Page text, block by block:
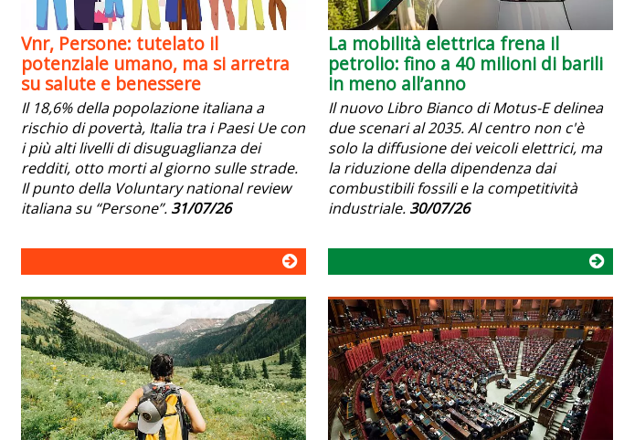
Vnr, Persone: tutelato il
potenziale umano, ma si arretra
su salute e benessere
Il 18,6% della popolazione italiana a
rischio di povertà, Italia tra i Paesi Ue con
i più alti livelli di disuguaglianza dei
redditi, otto morti al giorno sulle strade.
Il punto della Voluntary national review
italiana su “Persone”. 31/07/26
La mobilità elettrica frena il
petrolio: fino a 40 milioni di barili
in meno all’anno
Il nuovo Libro Bianco di Motus-E delinea
due scenari al 2035. Al centro non c'è
solo la diffusione dei veicoli elettrici, ma
la riduzione della dipendenza dai
combustibili fossili e la competitività
industriale. 30/07/26